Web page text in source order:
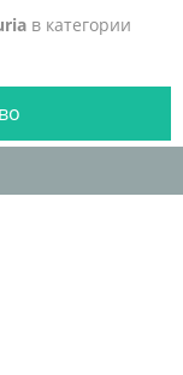
в категории